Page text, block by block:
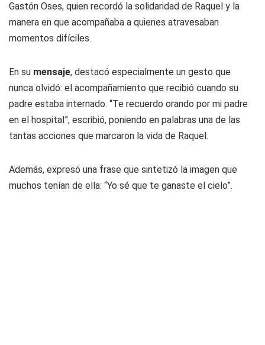
Gastón Oses, quien recordó la solidaridad de Raquel y la
manera en que acompañaba a quienes atravesaban
momentos difíciles.
En su mensaje, destacó especialmente un gesto que
nunca olvidó: el acompañamiento que recibió cuando su
padre estaba internado. “Te recuerdo orando por mi padre
en el hospital”, escribió, poniendo en palabras una de las
tantas acciones que marcaron la vida de Raquel.
Además, expresó una frase que sintetizó la imagen que
muchos tenían de ella: “Yo sé que te ganaste el cielo”.